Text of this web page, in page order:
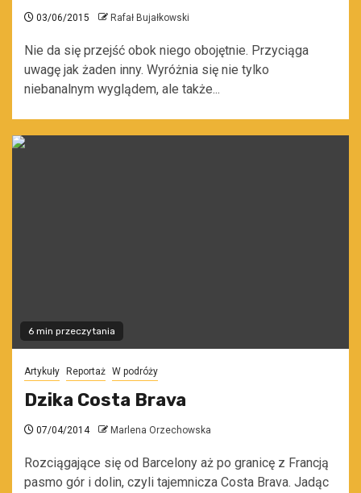
03/06/2015 Rafał Bujałkowski
Nie da się przejść obok niego obojętnie. Przyciąga
uwagę jak żaden inny. Wyróżnia się nie tylko
niebanalnym wyglądem, ale także...
6 min przeczytania
Artykuły Reportaż W podróży
Dzika Costa Brava
07/04/2014 Marlena Orzechowska
Rozciągające się od Barcelony aż po granicę z Francją
pasmo gór i dolin, czyli tajemnicza Costa Brava. Jadąc